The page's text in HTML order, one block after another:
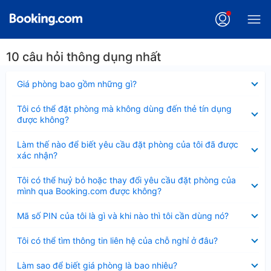
10 câu hỏi thông dụng nhất
Giá phòng bao gồm những gì?
thu
Tôi có thể đặt phòng mà không dùng đến thẻ tín dụng
được không?
thu
gọn
Làm thế nào để biết yêu cầu đặt phòng của tôi đã được
xác nhận?
thu
gọn
Tôi có thể huỷ bỏ hoặc thay đổi yêu cầu đặt phòng của
mình qua Booking.com được không?
thu
gọn
Mã số PIN của tôi là gì và khi nào thì tôi cần dùng nó?
thu
Tôi có thể tìm thông tin liên hệ của chỗ nghỉ ở đâu?
thu
Làm sao để biết giá phòng là bao nhiêu?
thu